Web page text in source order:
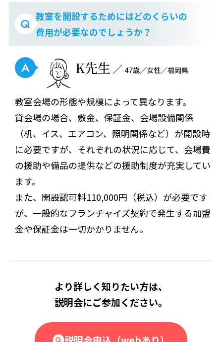
Q 教室を開設するためにはどのくらいの
費用が必要なのでしょうか？
A K先生 47歳／女性／福岡県
教室会場の形態や規模によって異なります。
貸会場の場合、敷金、保証金、会場設備関係
（机、イス、エアコン、照明関係など）が開設時
に必要ですが、それぞれの状況に応じて、会場費
の援助や備品の提供などの援助制度が充実してい
ます。
また、開設認可料110,000円（税込）が必要です
が、一般的なフランチャイズ契約で発生する加盟
金や保証金は一切かかりません。
より詳しく知りたい方は、
説明会にご参加ください。